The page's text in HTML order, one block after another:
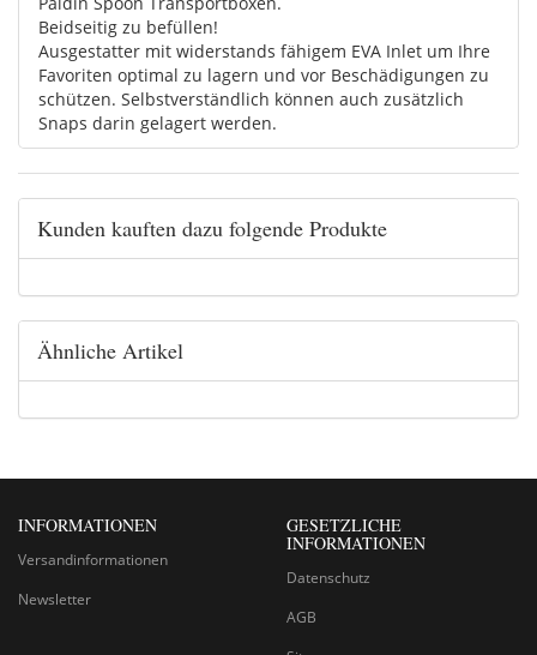
Beidseitig zu befüllen!
Ausgestatter mit widerstands fähigem EVA Inlet um Ihre
Favoriten optimal zu lagern und vor Beschädigungen zu
schützen. Selbstverständlich können auch zusätzlich
Snaps darin gelagert werden.
Kunden kauften dazu folgende Produkte
Ähnliche Artikel
INFORMATIONEN
Versandinformationen
Newsletter
GESETZLICHE
INFORMATIONEN
Datenschutz
AGB